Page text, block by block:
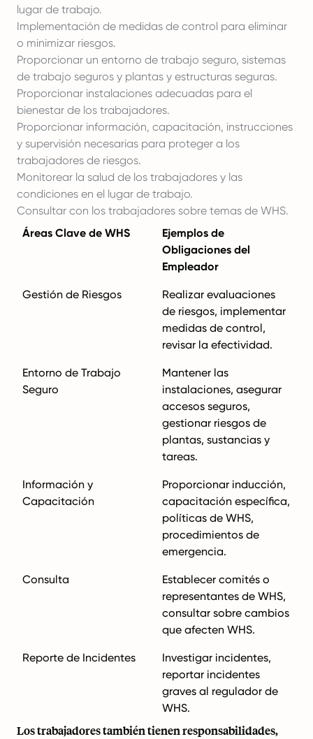
lugar de trabajo.
Implementación de medidas de control para eliminar
o minimizar riesgos.
Proporcionar un entorno de trabajo seguro, sistemas
de trabajo seguros y plantas y estructuras seguras.
Proporcionar instalaciones adecuadas para el
bienestar de los trabajadores.
Proporcionar información, capacitación, instrucciones
y supervisión necesarias para proteger a los
trabajadores de riesgos.
Monitorear la salud de los trabajadores y las
condiciones en el lugar de trabajo.
Consultar con los trabajadores sobre temas de WHS.
Áreas Clave de WHS
Ejemplos de
Obligaciones del
Empleador
Gestión de Riesgos
Realizar evaluaciones
de riesgos, implementar
medidas de control,
revisar la efectividad.
Entorno de Trabajo
Seguro
Mantener las
instalaciones, asegurar
accesos seguros,
gestionar riesgos de
plantas, sustancias y
tareas.
Información y
Capacitación
Proporcionar inducción,
capacitación específica,
políticas de WHS,
procedimientos de
emergencia.
Consulta
Establecer comités o
representantes de WHS,
consultar sobre cambios
que afecten WHS.
Reporte de Incidentes
Investigar incidentes,
reportar incidentes
graves al regulador de
WHS.
Los trabajadores también tienen responsabilidades,